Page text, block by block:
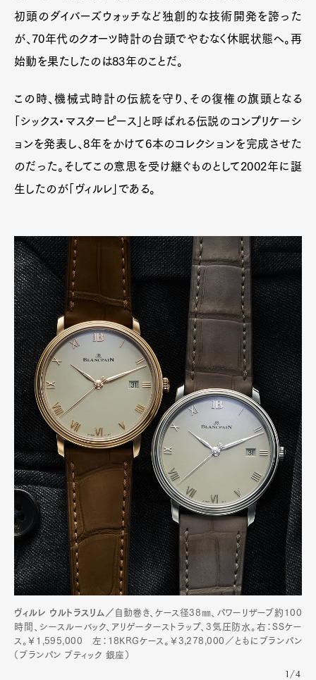
初頭のダイバーズウォッチなど独創的な技術開発を誇った
が、70年代のクオーツ時計の台頭でやむなく休眠状態へ。再
始動を果たしたのは83年のことだ。
この時、機械式時計の伝統を守り、その復権の旗頭となる
「シックス・マスターピース」と呼ばれる伝説のコンプリケーシ
ョンを発表し、8年をかけて6本のコレクションを完成させた
のだった。そしてこの意思を受け継ぐものとして2002年に誕
生したのが「ヴィルレ」である。
ヴィルレ ウルトラスリム／ 自動巻き、ケース径38㎜、パワーリザーブ約100
時間、シースルーバック、アリゲーターストラップ、3気圧防水。右：SSケー
ス。￥1,595,000 左：18KRGケース。￥3,278,000／ともにブランパン
（ブランパン ブティック 銀座）
1/4